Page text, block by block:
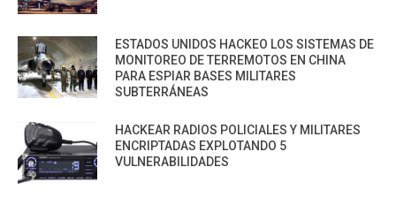
ESTADOS UNIDOS HACKEO LOS SISTEMAS DE
MONITOREO DE TERREMOTOS EN CHINA
PARA ESPIAR BASES MILITARES
SUBTERRÁNEAS
HACKEAR RADIOS POLICIALES Y MILITARES
ENCRIPTADAS EXPLOTANDO 5
VULNERABILIDADES